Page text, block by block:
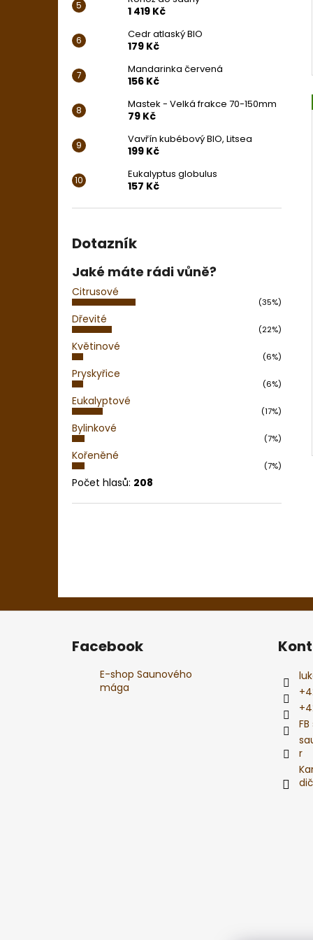
1 419 Kč
Cedr atlaský BIO
179 Kč
Mandarinka červená
156 Kč
Mastek - Velká frakce 70-150mm
79 Kč
Vavřín kubébový BIO, Litsea
199 Kč
Eukalyptus globulus
157 Kč
Dotazník
Jaké máte rádi vůně?
Citrusové
(35%)
Dřevité
(22%)
Květinové
(6%)
Pryskyřice
(6%)
Eukalyptové
(17%)
Bylinkové
(7%)
Kořeněné
(7%)
Počet hlasů: 208
Z
Facebook
E-shop Saunového
mága
r